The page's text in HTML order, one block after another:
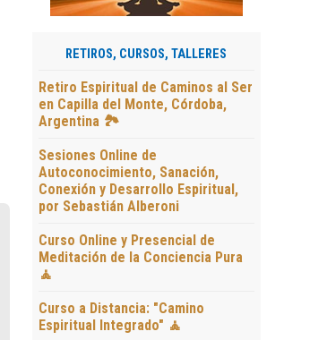
RETIROS, CURSOS, TALLERES
Retiro Espiritual de Caminos al Ser
en Capilla del Monte, Córdoba,
Argentina 🏞️
Sesiones Online de
Autoconocimiento, Sanación,
Conexión y Desarrollo Espiritual,
por Sebastián Alberoni
Curso Online y Presencial de
Meditación de la Conciencia Pura
🧘
Curso a Distancia: "Camino
Espiritual Integrado" 🧘